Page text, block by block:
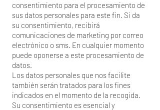
consentimiento para el procesamiento de
sus datos personales para este fin. Si da
su consentimiento, recibirá
comunicaciones de marketing por correo
electrónico o sms. En cualquier momento
puede oponerse a este procesamiento de
datos.
Los datos personales que nos facilite
también serán tratados para los fines
indicados en el momento de la recogida.
Su consentimiento es esencial y